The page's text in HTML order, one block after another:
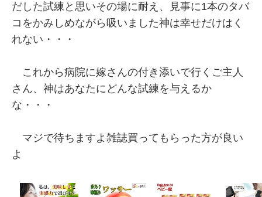
だした試練と思いその場に耐え、見事に1本のタバ
コをかみしめながら吸いました神は幸せだけはく
れない・・・
これから病院に嫁さんの付き添いで行くご主人
さん、神はあなたにどんな試練を与えるか
な・・・
マジで待ちますよ雑誌買ってもらった方が良い
よ